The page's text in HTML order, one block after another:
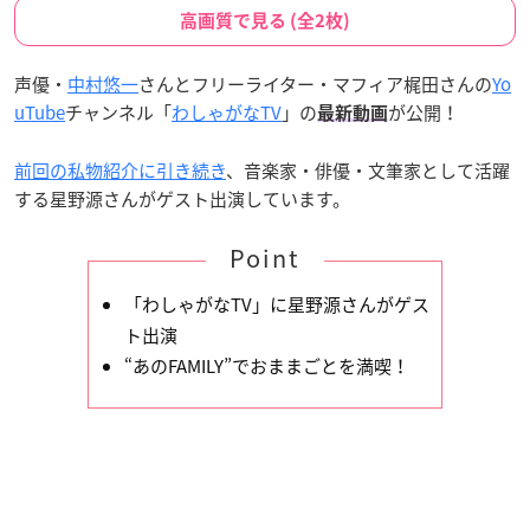
高画質で見る (全2枚)
声優・ 中村悠一さんとフリーライター・マフィア梶田さんのYo
uTubeチャンネル「わしゃがなTV」の最新動画が公開！
前回の私物紹介に引き続き、音楽家・俳優・文筆家として活躍
する星野源さんがゲスト出演しています。
Point
「わしゃがなTV」に星野源さんがゲス
ト出演
“あのFAMILY”でおままごとを満喫！